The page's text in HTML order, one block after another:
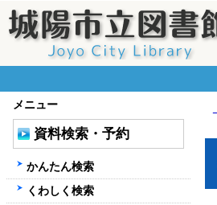
メニュー
資料検索・予約
かんたん検索
くわしく検索